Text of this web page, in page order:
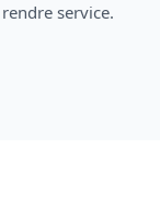
service.